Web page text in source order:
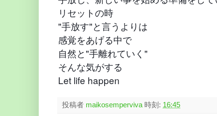
リセットの時
"手放す"と言うよりは
感覚をあげる中で
自然と"手離れていく"
そんな気がする
Let life happen
投稿者 maikosemperviva 時刻: 16:45